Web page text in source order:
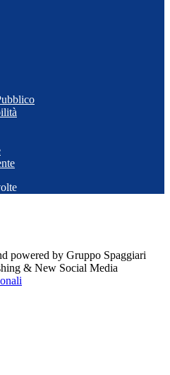
powered by Gruppo Spaggiari
& New Social Media